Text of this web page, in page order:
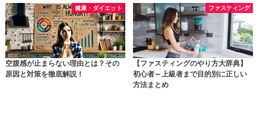
健康・ダイエット
空腹感が止まらない理由とは？その
原因と対策を徹底解説！
ファスティング
【ファスティングのやり方大辞典】
初心者～上級者まで目的別に正しい
方法まとめ